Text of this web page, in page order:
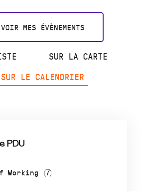
VOIR MES ÉVÈNEMENTS
SUR LA CARTE
SUR LE CALENDRIER
PDU
Working (7)